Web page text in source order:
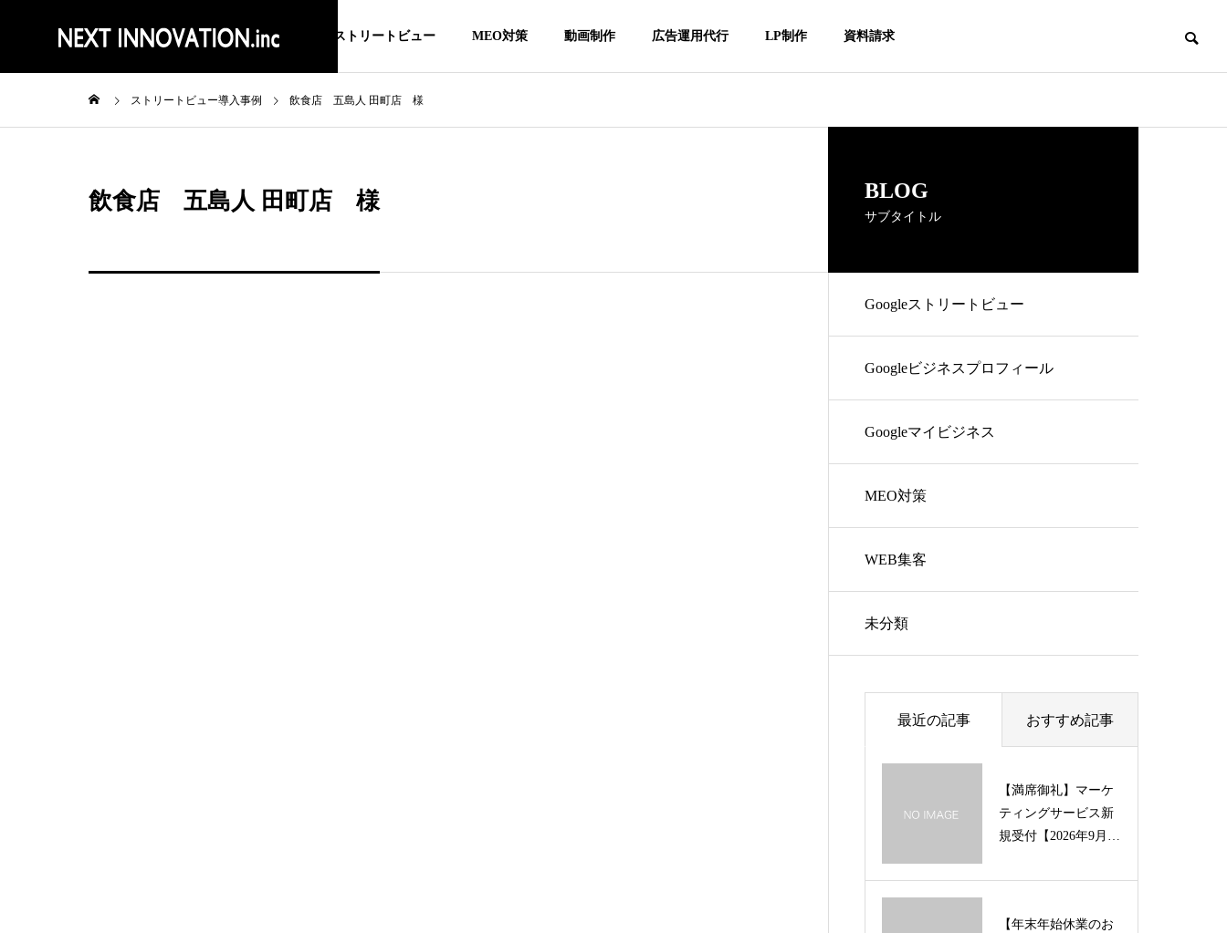
ストリートビュー MEO対策 動画制作 広告運用代行 LP制作 資料請求
ストリートビュー導入事例 飲食店 五島人 田町店 様
飲食店 五島人 田町店 様 BLOG
サブタイトル
Googleストリートビュー
Googleビジネスプロフィール
Googleマイビジネス
MEO対策
WEB集客
未分類
最近の記事 おすすめ記事
【満席御礼】マーケ
ティングサービス新
規受付【2026年9月ま
ます
【年末年始休業のお